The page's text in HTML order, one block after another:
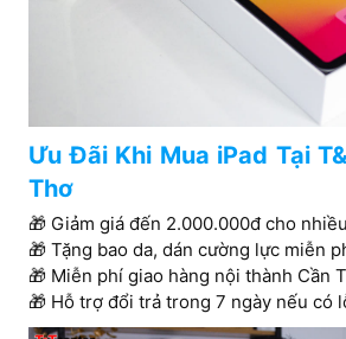
Ưu Đãi Khi Mua iPad Tại
Thơ
🎁 Giảm giá đến 2.000.000đ cho
🎁 Tặng bao da, dán cường lực miễn
🎁 Miễn phí giao hàng nội thành Cần
🎁 Hỗ trợ đổi trả trong 7 ngày nếu có